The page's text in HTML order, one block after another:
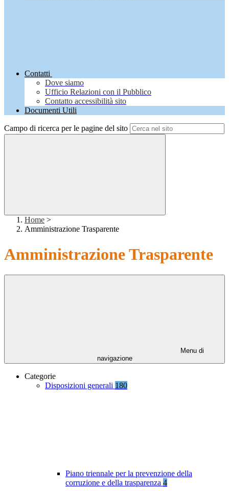
Contatti
Dove siamo
Ufficio Relazioni con il Pubblico
Contatto accessibilità sito
Documenti Utili
Campo di ricerca per le pagine del sito
Home >
Amministrazione Trasparente
Amministrazione Trasparente
Menu di
navigazione
Categorie
Disposizioni generali 180
Piano triennale per la prevenzione della
corruzione e della trasparenza 4